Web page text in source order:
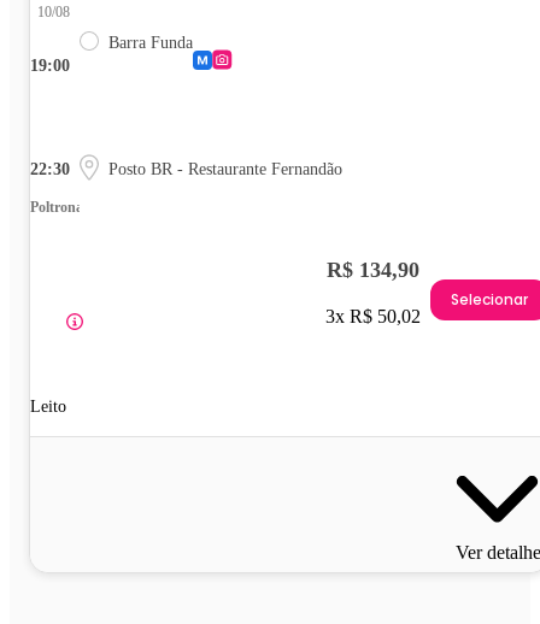
19:00
10/08
Barra Funda
22:30 Posto BR - Restaurante Fernandão
Poltrona
Leito
R$ 134,90
3x R$ 50,02
Selecionar
Ver